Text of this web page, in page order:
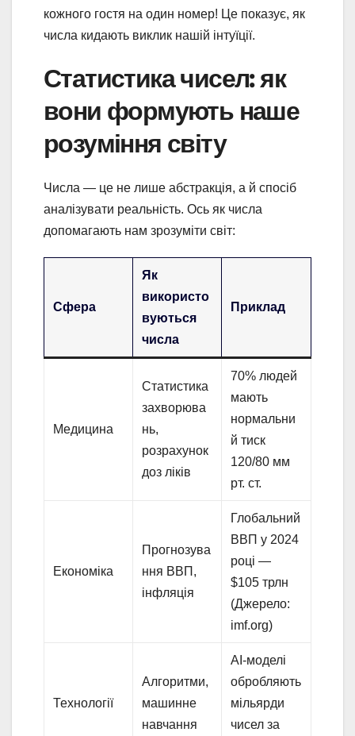
кожного гостя на один номер! Це показує, як
числа кидають виклик нашій інтуїції.
Статистика чисел: як
вони формують наше
розуміння світу
Числа — це не лише абстракція, а й спосіб
аналізувати реальність. Ось як числа
допомагають нам зрозуміти світ:
Сфера
Як
використо
вуються
числа
Приклад
Медицина
Статистика
захворюва
нь,
розрахунок
доз ліків
70% людей
мають
нормальни
й тиск
120/80 мм
рт. ст.
Економіка
Прогнозува
ння ВВП,
інфляція
Глобальний
ВВП у 2024
році —
$105 трлн
(Джерело:
imf.org)
Технології
Алгоритми,
машинне
навчання
AI-моделі
обробляють
мільярди
чисел за